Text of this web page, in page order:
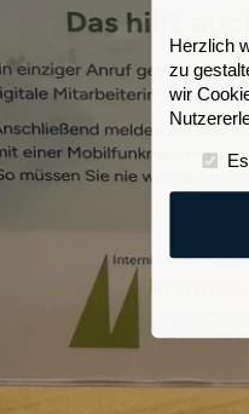
Herzlich
zu
wir